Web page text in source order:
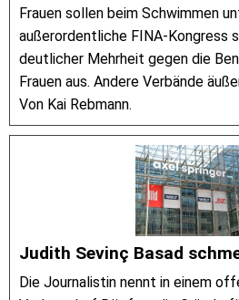
Frauen sollen beim Schwimmen
außerordentliche FINA-Kongress
deutlicher Mehrheit gegen die
Frauen aus. Andere Verbände
Von Kai Rebmann.
Judith Sevinç Basad
Die Journalistin nennt in einem